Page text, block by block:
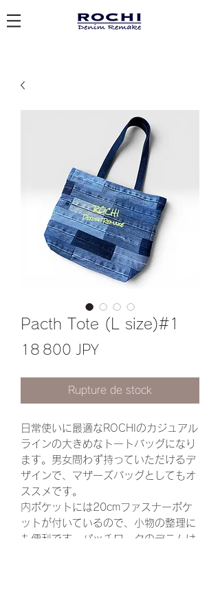
Pacth Tote (L size)#1
18 800 JPYPrix
Rupture de stock
日常使いに最適なROCHIのカジュアル
ラインの大きめなトートバッグになり
ます。男女問わず持っていただけるデ
ザインで、マザーズバッグとしてもオ
ススメです。
内ポケットには20cmファスナーポケ
ットが付いているので、小物の整理に
も便利です。パッチワークのデニムは